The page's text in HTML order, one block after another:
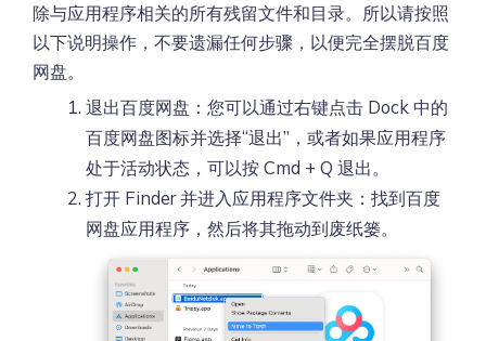
除与应用程序相关的所有残留文件和目录。所以请按照
以下说明操作，不要遗漏任何步骤，以便完全摆脱百度
网盘。
退出百度网盘：您可以通过右键点击 Dock 中的
百度网盘图标并选择“退出”，或者如果应用程序
处于活动状态，可以按 Cmd + Q 退出。
打开 Finder 并进入应用程序文件夹：找到百度
网盘应用程序，然后将其拖动到废纸篓。